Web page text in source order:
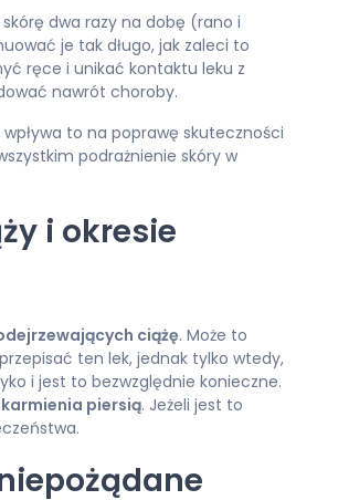
dwa razy na dobę (rano i
je tak długo, jak zaleci to
ręce i unikać kontaktu leku z
nawrót choroby.
to na poprawę skuteczności
podrażnienie skóry w
i okresie
ciążę. Może to
ten lek, jednak tylko wtedy,
i jest to bezwzględnie konieczne.
piersią. Jeżeli jest to